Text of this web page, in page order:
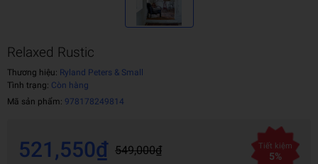
Relaxed Rustic
Thương hiệu: Ryland Peters & Small
Tình trạng: Còn hàng
Mã sản phẩm: 978178249814
521,550₫ 549,000₫ Tiết kiệm
5%